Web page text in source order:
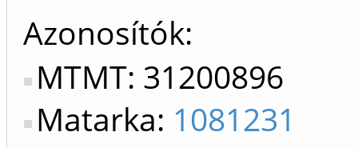
Azonosítók
MTMT: 31200896
Matarka: 1081231